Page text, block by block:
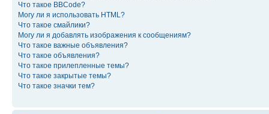
Что такое BBCode?
Могу ли я использовать HTML?
Что такое смайлики?
Могу ли я добавлять изображения к сообщениям?
Что такое важные объявления?
Что такое объявления?
Что такое прилепленные темы?
Что такое закрытые темы?
Что такое значки тем?